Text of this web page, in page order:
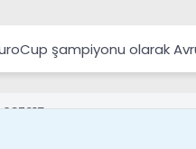
şampiyonu olarak
687215